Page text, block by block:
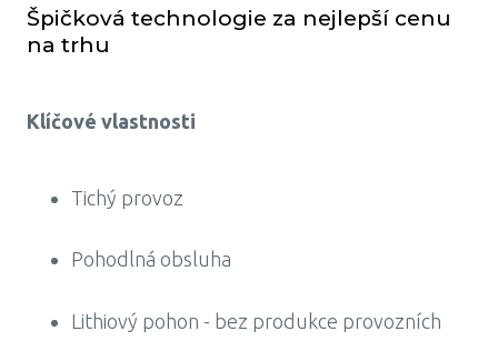
Špičková technologie za nejlepší cenu
na trhu
Klíčové vlastnosti
Tichý provoz
Pohodlná obsluha
Lithiový pohon - bez produkce provozních